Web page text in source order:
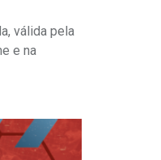
válida pela
e na